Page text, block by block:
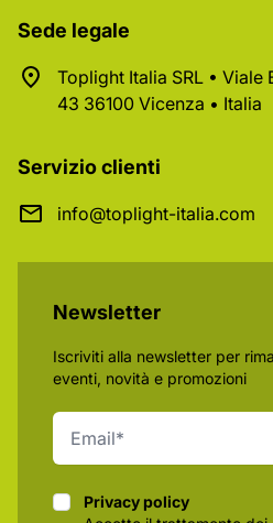
Sede legale
Toplight Italia SRL •
43 36100 Vicenza • Italia
Servizio clienti
info@toplight-italia.com
Newsletter
Iscriviti alla newsletter per
eventi, novità e promozioni
Privacy policy